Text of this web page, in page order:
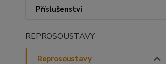
Příslušenství
REPROSOUSTAVY
Reprosoustavy